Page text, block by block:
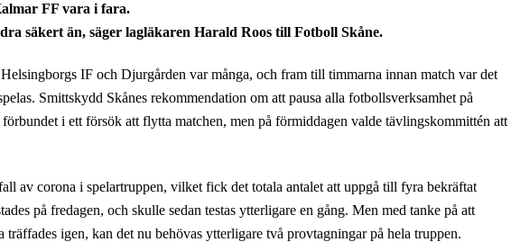
FF vara i fara.
säkert än, säger lagläkaren Harald Roos till Fotboll Skåne.
IF och Djurgården var många, och fram till timmarna innan match var det
Smittskydd Skånes rekommendation om att pausa alla fotbollsverksamhet på
i ett försök att flytta matchen, men på förmiddagen valde tävlingskommittén att
av corona i spelartruppen, vilket fick det totala antalet att uppgå till fyra bekräftat
på fredagen, och skulle sedan testas ytterligare en gång. Men med tanke på att
träffades igen, kan det nu behövas ytterligare två provtagningar på hela truppen.